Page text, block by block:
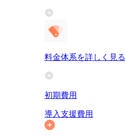
料金体系を詳しく見る
初期費用
導入支援費用